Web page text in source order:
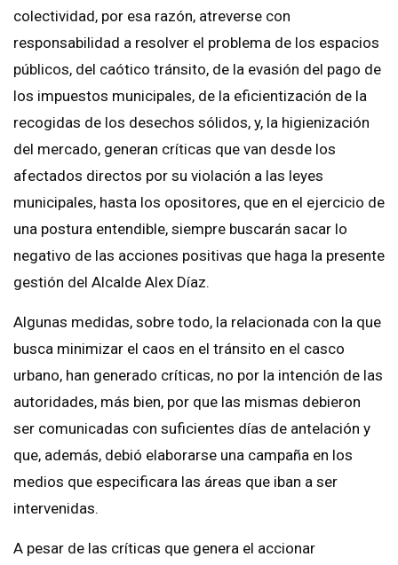
colectividad, por esa razón, atreverse con
responsabilidad a resolver el problema de los espacios
públicos, del caótico tránsito, de la evasión del pago de
los impuestos municipales, de la eficientización de la
recogidas de los desechos sólidos, y, la higienización
del mercado, generan críticas que van desde los
afectados directos por su violación a las leyes
municipales, hasta los opositores, que en el ejercicio de
una postura entendible, siempre buscarán sacar lo
negativo de las acciones positivas que haga la presente
gestión del Alcalde Alex Díaz.
Algunas medidas, sobre todo, la relacionada con la que
busca minimizar el caos en el tránsito en el casco
urbano, han generado críticas, no por la intención de las
autoridades, más bien, por que las mismas debieron
ser comunicadas con suficientes días de antelación y
que, además, debió elaborarse una campaña en los
medios que especificara las áreas que iban a ser
intervenidas.
A pesar de las críticas que genera el accionar